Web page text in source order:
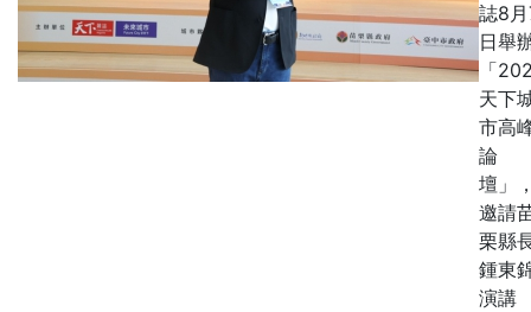
誌8
日舉
「
天下
市高
論
壇」
邀請
栗縣
鍾東
演講